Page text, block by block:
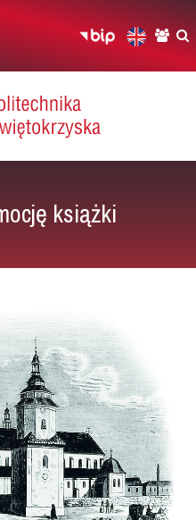
książki